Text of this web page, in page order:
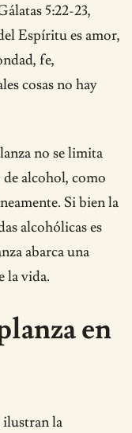
5:22-23,
Espíritu es amor,
fe,
cosas no hay
no se limita
alcohol, como
Si bien la
alcohólicas es
abarca una
la vida.
en
ilustran la